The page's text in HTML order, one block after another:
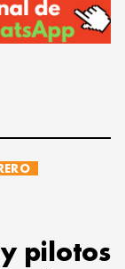
y pilotos